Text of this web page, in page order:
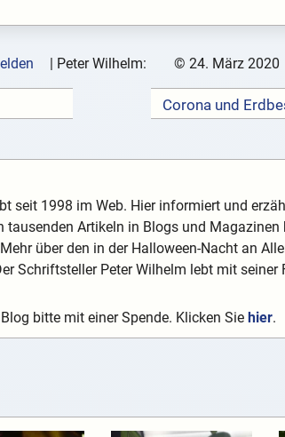
| Peter Wilhelm: © 24. März 2020
Corona und
seit 1998 im Web. Hier informiert und
tausenden Artikeln in Blogs und
über den in der Halloween-Nacht an
Schriftsteller Peter Wilhelm lebt mit seiner
bitte mit einer Spende. Klicken Sie hier.